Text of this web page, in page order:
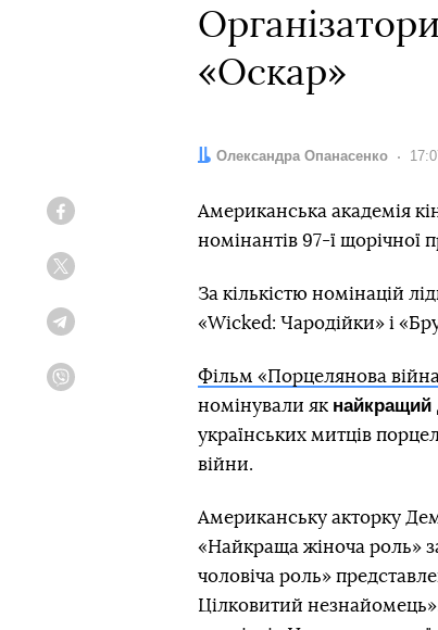
«Оскар»
Автор:
Олександра Опанасенко
Американська академія
номінантів 97-ї щорічної
За кількістю номінацій
«Wicked: Чародійки» і
Фільм «Порцелянова
номінували як найкращий
українських митців
війни.
Американську акторку
«Найкраща жіноча роль»
чоловіча роль»
Цілковитий